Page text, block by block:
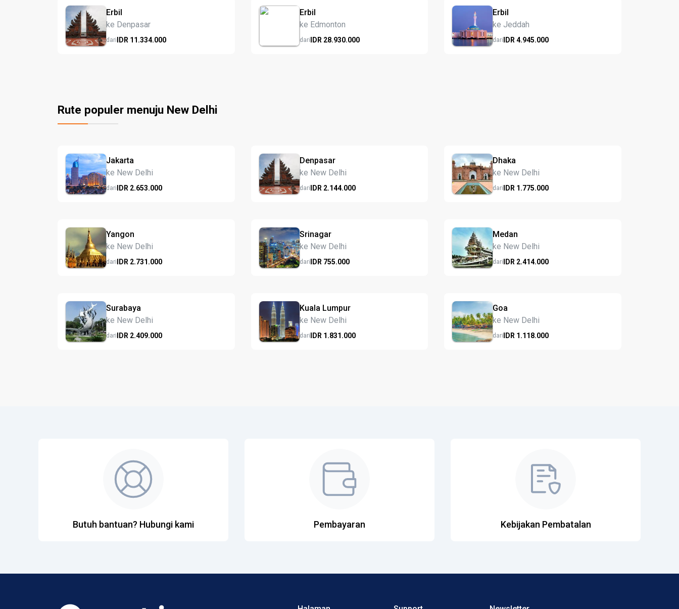
Erbil
ke Denpasar
dariIDR 11.334.000
Erbil
ke Edmonton
dariIDR 28.930.000
Erbil
ke Jeddah
dariIDR4.945.000
Rute populer menuju New Delhi
Jakarta
ke New Delhi
dariIDR 2.653.000
Denpasar
ke New Delhi
dariIDR 2.144.000
Dhaka
ke New Delhi
dariIDR 1.775.000
Yangon
ke New Delhi
dariIDR 2.731.000
Srinagar
ke New Delhi
dariIDR 755.000
Medan
ke New Delhi
dariIDR 2.414.000
Surabaya
ke New Delhi
dariIDR 2.409.000
Kuala Lumpur
ke New Delhi
dariIDR 1.831.000
Goa
ke New Delhi
dariIDR 1.118.000
Butuh bantuan? Hubungi kami Pembayaran Kebijakan Pembatalan